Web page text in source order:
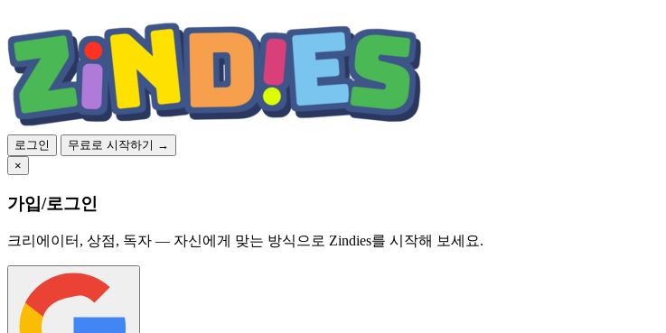
로그인
무료로 시작하기 →
×
가입/로그인
크리에이터, 상점, 독자 — 자신에게 맞는 방식으로 Zindies를 시작해 보세요.